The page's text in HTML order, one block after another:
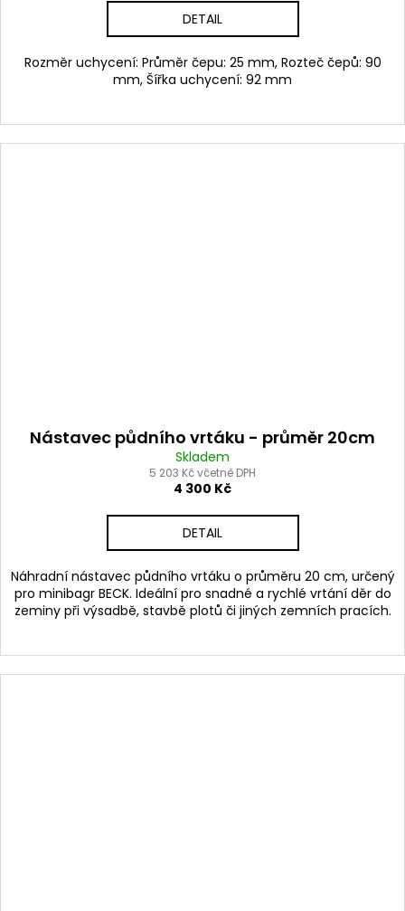
DETAIL
Rozměr uchycení: Průměr čepu: 25 mm, Rozteč čepů: 90
mm, Šířka uchycení: 92 mm
Nástavec půdního vrtáku - průměr 20cm
Skladem
5 203 Kč včetně DPH
4 300 Kč
DETAIL
Náhradní nástavec půdního vrtáku o průměru 20 cm, určený
pro minibagr BECK. Ideální pro snadné a rychlé vrtání děr do
zeminy při výsadbě, stavbě plotů či jiných zemních pracích.